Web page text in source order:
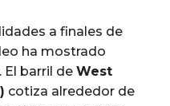
a finales de
ha mostrado
barril de West
cotiza alrededor de